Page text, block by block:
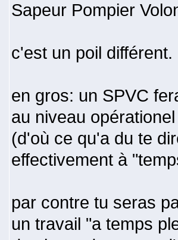
Sapeur Pompier
c'est un poil différent.
en gros: un SPVC
au niveau
(d'où ce qu'a du te
effectivement à
par contre tu seras
un travail "a temps